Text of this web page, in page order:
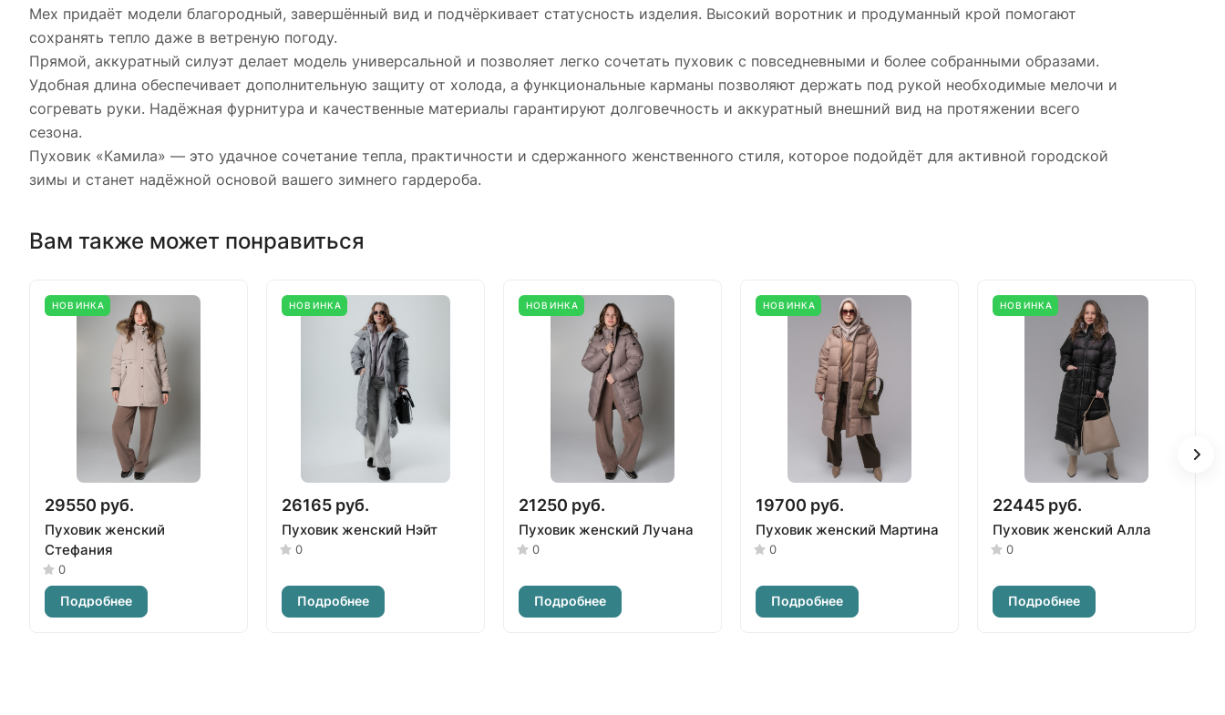
Мех придаёт модели благородный, завершённый вид и подчёркивает статусность изделия. Высокий воротник и продуманный крой помогают
сохранять тепло даже в ветреную погоду.
Прямой, аккуратный силуэт делает модель универсальной и позволяет легко сочетать пуховик с повседневными и более собранными образами.
Удобная длина обеспечивает дополнительную защиту от холода, а функциональные карманы позволяют держать под рукой необходимые мелочи и
согревать руки. Надёжная фурнитура и качественные материалы гарантируют долговечность и аккуратный внешний вид на протяжении всего
сезона.
Пуховик «Камила» — это удачное сочетание тепла, практичности и сдержанного женственного стиля, которое подойдёт для активной городской
зимы и станет надёжной основой вашего зимнего гардероба.
Вам также может понравиться
НОВИНКА
29550 руб.
Пуховик женский
Стефания
0
Подробнее
НОВИНКА
26165 руб.
Пуховик женский Нэйт
0
Подробнее
НОВИНКА
21250 руб.
Пуховик женский Лучана
0
Подробнее
НОВИНКА
19700 руб.
Пуховик женский Мартина
0
Подробнее
НОВИНКА
22445 руб.
Пуховик женский Алла
0
Подробнее